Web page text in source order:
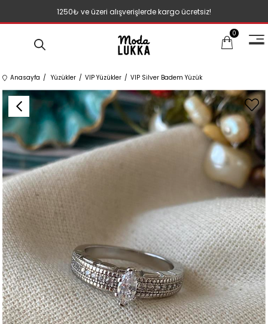
1250₺ ve üzeri alışverişlerde kargo ücretsiz!
0
Anasayfa Yüzükler VIP Yüzükler VIP Silver Badem Yüzük